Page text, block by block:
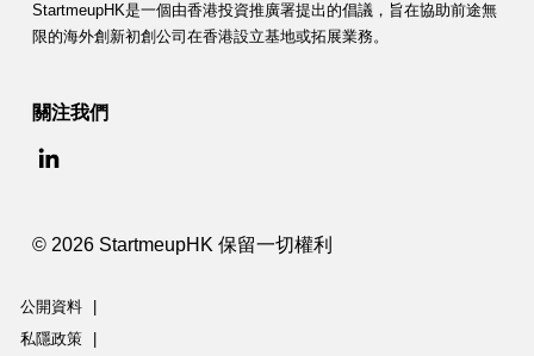
StartmeupHK是一個由香港投資推廣署提出的倡議，旨在協助前途無
限的海外創新初創公司在香港設立基地或拓展業務。
關注我們
© 2026 StartmeupHK 保留一切權利
公開資料
私隱政策